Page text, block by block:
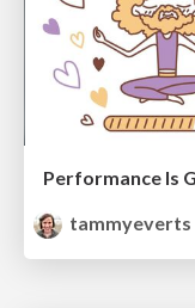
tammyeverts